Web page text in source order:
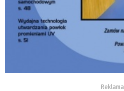
Reklama